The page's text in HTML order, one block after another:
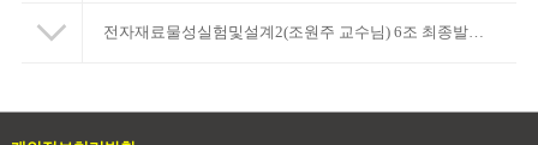
전자재료물성실험및설계2(조원주 교수님) 6조 최종발표ppt 및 최종보고서입니다